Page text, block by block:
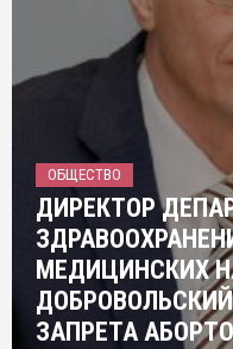
ОБЩЕСТВО
ДИРЕКТОР
МЕДИЦИНСКИХ
ЗАПРЕТА